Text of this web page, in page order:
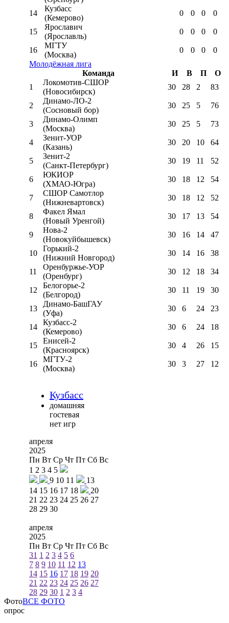
14
Кузбасс
(Кемерово)
0 0 0 0
15
Ярославич
(Ярославль)
0 0 0 0
16
МГТУ
(Москва)
0 0 0
0
Молодёжная лига
Команда
И В П
О
1
Локомотив-CШОР
(Новосибирск)
30 28 2 83
2
Динамо-ЛО-2
(Сосновый бор)
30 25 5 76
3
Динамо-Олимп
(Москва)
30 25 5 73
4
Зенит-УОР
(Казань)
30 20 10 64
5
Зенит-2
(Санкт-Петербург)
30 19 11 52
6
ЮКИОР
(ХМАО-Югра)
30 18 12 54
7
СШОР Самотлор
(Нижневартовск)
30 18 12 52
8
Факел Ямал
(Новый Уренгой)
30 17 13 54
9
Нова-2
(Новокуйбышевск)
30 16 14 47
10
Горький-2
(Нижний Новгород)
30 14 16 38
11
Оренбуржье-УОР
(Оренбург)
30 12 18 34
12
Белогорье-2
(Белгород)
30 11 19 30
13
Динамо-БашГАУ
(Уфа)
30 6 24 23
14
Кузбасс-2
(Кемерово)
30 6 24 18
15
Енисей-2
(Красноярск)
30 4 26 15
16
МГТУ-2
(Москва)
30 3 27 12
Кузбасс
домашняя
гостевая
нет игр
апреля
2025
Пн Вт Ср Чт Пт Сб Вс
1 2 3 4 5
9 10 11
13
14 15 16 17 18
20
21 22 23 24 25 26 27
28 29 30
апреля
2025
Пн Вт Ср Чт Пт Сб Вс
31 1 2 3 4 5 6
7 8 9 10 11 12 13
14 15 16 17 18 19 20
21 22 23 24 25 26 27
28 29 30 1 2 3 4
ФотоВСЕ ФОТО
опрос